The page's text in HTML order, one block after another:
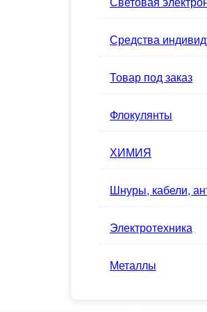
Средства
Товар под заказ
Флокулянты
ХИМИЯ
Шнуры, кабели,
Электротехника
Металлы